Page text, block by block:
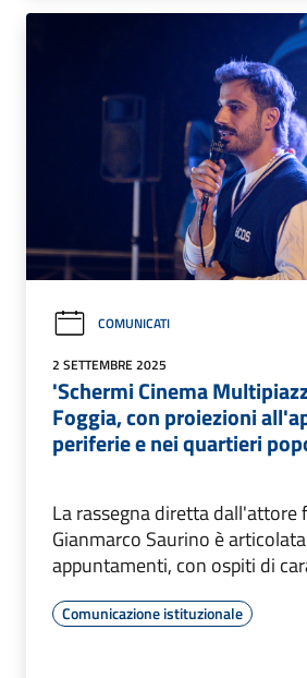
COMUNICATI
2 SETTEMBRE 2025
'Schermi Cinema
Foggia, con proiezioni
periferie e nei quartieri
La rassegna diretta dall'attore
Gianmarco Saurino è
appuntamenti, con ospiti di
Comunicazione istituzionale